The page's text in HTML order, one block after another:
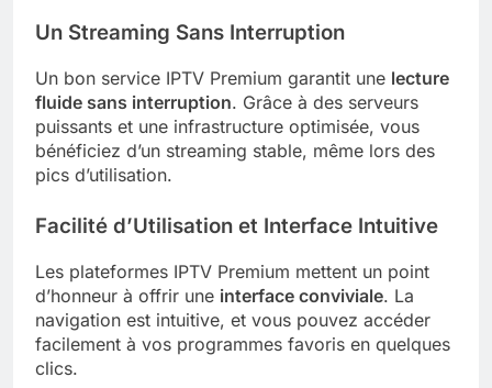
Un Streaming Sans Interruption
Un bon service IPTV Premium garantit une lecture
fluide sans interruption. Grâce à des serveurs
puissants et une infrastructure optimisée, vous
bénéficiez d’un streaming stable, même lors des
pics d’utilisation.
Facilité d’Utilisation et Interface Intuitive
Les plateformes IPTV Premium mettent un point
d’honneur à offrir une interface conviviale. La
navigation est intuitive, et vous pouvez accéder
facilement à vos programmes favoris en quelques
clics.